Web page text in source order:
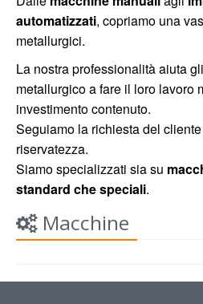
automatizzati, copriamo una
metallurgici.
La nostra professionalità aiuta
metallurgico a fare il loro lavoro
investimento contenuto.
Seguiamo la richiesta del
riservatezza.
Siamo specializzati sia su
standard che speciali.
Macchine